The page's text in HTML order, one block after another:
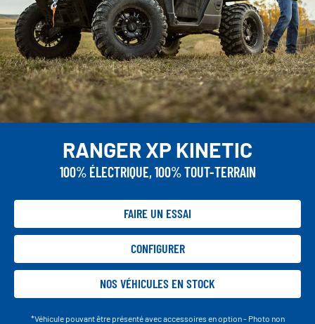
RANGER XP KINETIC
100% ÉLECTRIQUE, 100% TOUT-TERRAIN
FAIRE UN ESSAI
CONFIGURER
NOS VÉHICULES EN STOCK
*Véhicule pouvant être présenté avec accessoires en option - Photo non